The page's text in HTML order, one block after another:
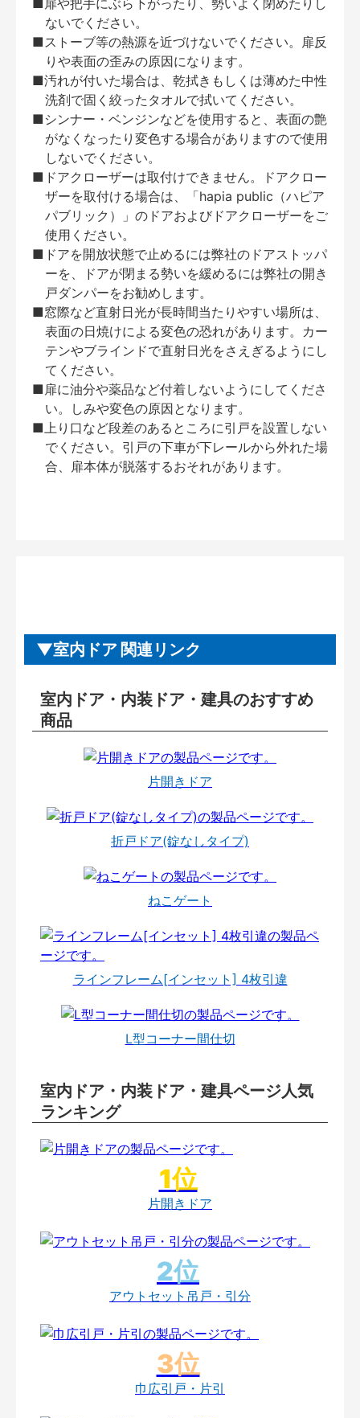
■扉や把手にぶら下がったり、勢いよく閉めたりし
ないでください。
■ストーブ等の熱源を近づけないでください。扉反
りや表面の歪みの原因になります。
■汚れが付いた場合は、乾拭きもしくは薄めた中性
洗剤で固く絞ったタオルで拭いてください。
■シンナー・ベンジンなどを使用すると、表面の艶
がなくなったり変色する場合がありますので使用
しないでください。
■ドアクローザーは取付けできません。ドアクロー
ザーを取付ける場合は、「hapia public（ハピア
パブリック）」のドアおよびドアクローザーをご
使用ください。
■ドアを開放状態で止めるには弊社のドアストッパ
ーを、ドアが閉まる勢いを緩めるには弊社の開き
戸ダンパーをお勧めします。
■窓際など直射日光が長時間当たりやすい場所は、
表面の日焼けによる変色の恐れがあります。カー
テンやブラインドで直射日光をさえぎるようにし
てください。
■扉に油分や薬品など付着しないようにしてくださ
い。しみや変色の原因となります。
■上り口など段差のあるところに引戸を設置しない
でください。引戸の下車が下レールから外れた場
合、扉本体が脱落するおそれがあります。
室内ドア 関連リンク
室内ドア・内装ドア・建具のおすすめ
商品
片開きドア
折戸ドア(錠なしタイプ)
ねこゲート
ラインフレーム[インセット] 4枚引違
L型コーナー間仕切
室内ドア・内装ドア・建具ページ人気
ランキング
片開きドア
アウトセット吊戸・引分
巾広引戸・片引